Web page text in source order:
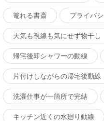
篭れる書斎 プライバ
天気も視線も気にせず物干し
帰宅後即シャワーの動線
片付けしながらの帰宅後動線
洗濯仕事が一箇所で完結
キッチン近くの水廻り動線